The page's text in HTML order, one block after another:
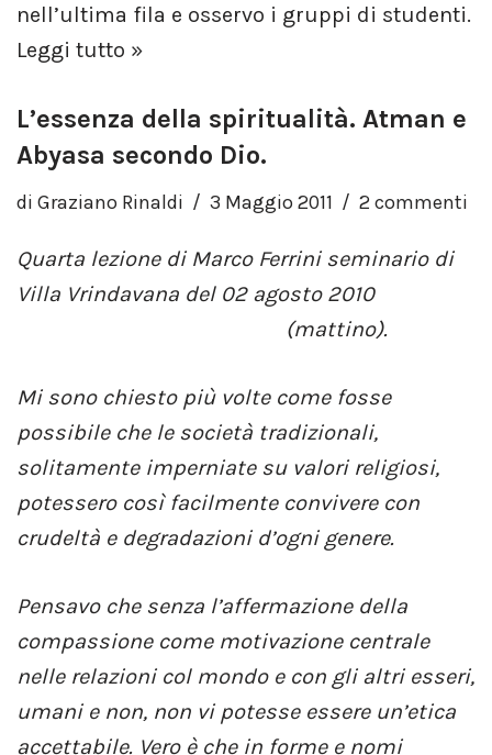
nell’ultima fila e osservo i gruppi di studenti.
Leggi tutto »
L’essenza della spiritualità. Atman e
Abyasa secondo Dio.
di Graziano Rinaldi 3 Maggio 2011 2 commenti
Quarta lezione di Marco Ferrini seminario di
Villa Vrindavana del 02 agosto 2010
(mattino).
Mi sono chiesto più volte come fosse
possibile che le società tradizionali,
solitamente imperniate su valori religiosi,
potessero così facilmente convivere con
crudeltà e degradazioni d’ogni genere.
Pensavo che senza l’affermazione della
compassione come motivazione centrale
nelle relazioni col mondo e con gli altri esseri,
umani e non, non vi potesse essere un’etica
accettabile. Vero è che in forme e nomi